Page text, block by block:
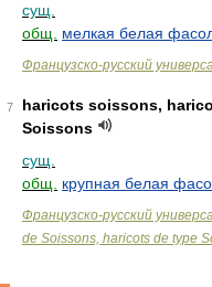
сущ.
общ.
мелкая белая
Французско-русский
7
haricots soissons,
Soissons
сущ.
общ.
крупная белая
Французско-русский
de Soissons, haricots de type